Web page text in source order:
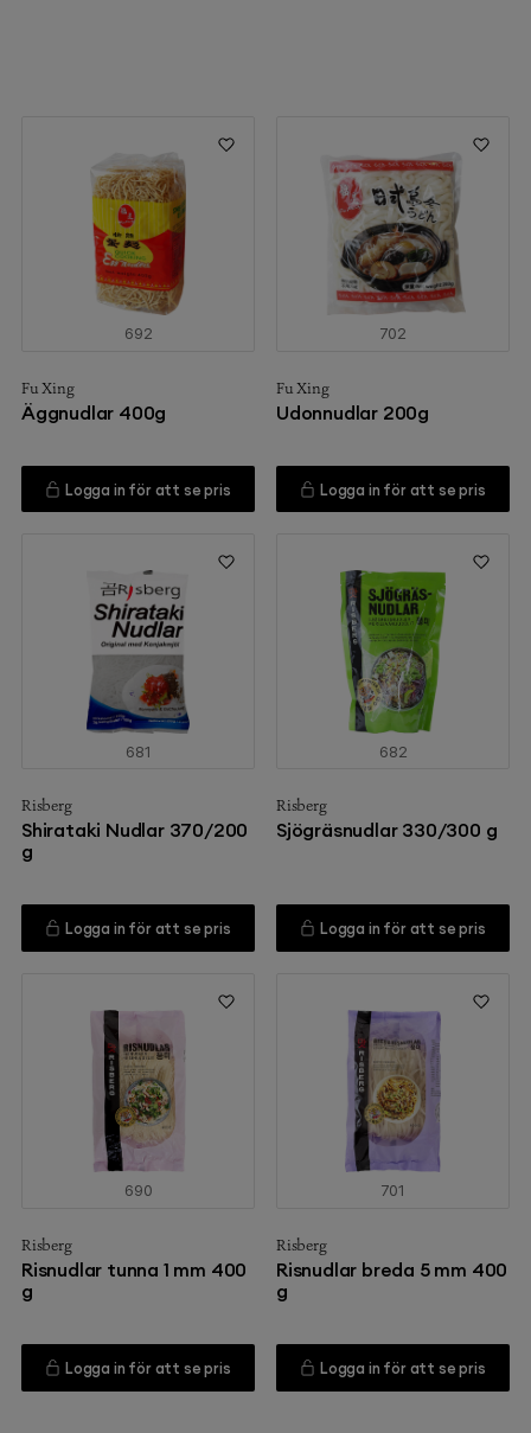
692
Fu Xing
Äggnudlar 400g
Logga in för att se pris
702
Fu Xing
Udonnudlar 200g
Logga in för att se pris
681
Risberg
Shirataki Nudlar 370/200
g
Logga in för att se pris
682
Risberg
Sjögräsnudlar 330/300 g
Logga in för att se pris
690
Risberg
Risnudlar tunna 1 mm 400
g
Logga in för att se pris
701
Risberg
Risnudlar breda 5 mm 400
g
Logga in för att se pris